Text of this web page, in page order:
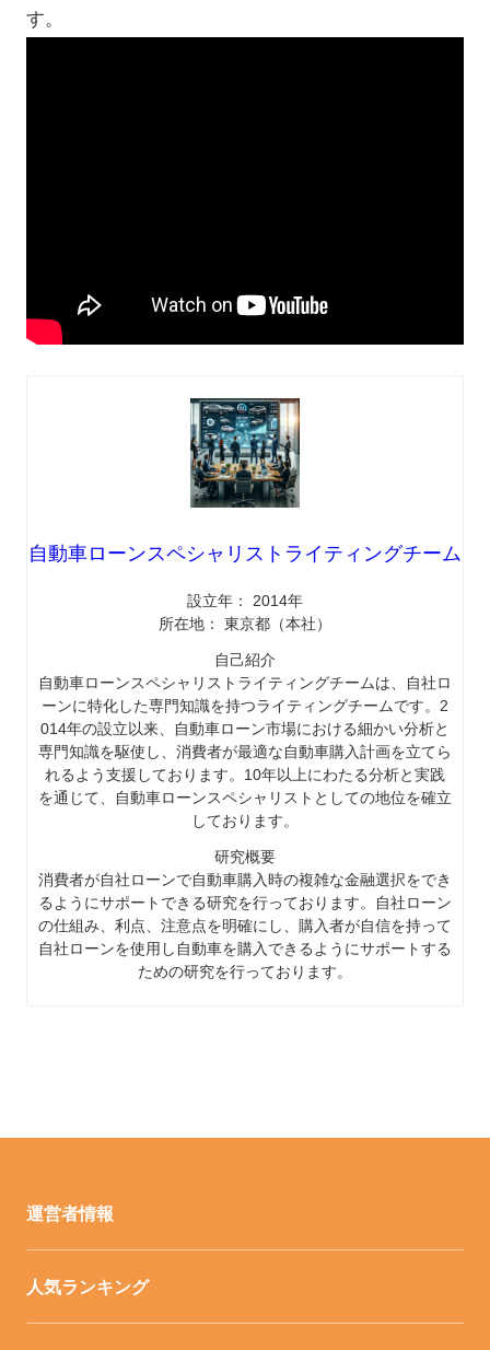
す。
自動車ローンスペシャリストライティングチーム
設立年： 2014年
所在地： 東京都（本社）
自己紹介
自動車ローンスペシャリストライティングチームは、自社ロ
ーンに特化した専門知識を持つライティングチームです。2
014年の設立以来、自動車ローン市場における細かい分析と
専門知識を駆使し、消費者が最適な自動車購入計画を立てら
れるよう支援しております。10年以上にわたる分析と実践
を通じて、自動車ローンスペシャリストとしての地位を確立
しております。
研究概要
消費者が自社ローンで自動車購入時の複雑な金融選択をでき
るようにサポートできる研究を行っております。自社ローン
の仕組み、利点、注意点を明確にし、購入者が自信を持って
自社ローンを使用し自動車を購入できるようにサポートする
ための研究を行っております。
運営者情報
人気ランキング